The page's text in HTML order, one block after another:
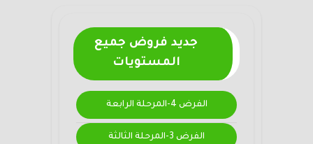
جديد فروض جميع
المستويات
الفرض 4-المرحلة الرابعة
الفرض 3-المرحلة الثالثة